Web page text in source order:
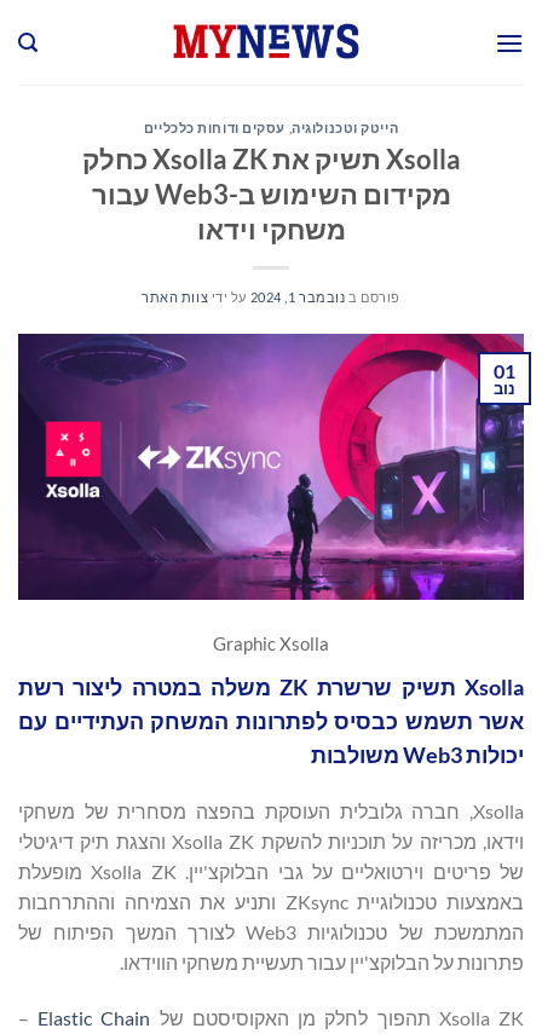
הייטק וטכנולוגיה, עסקים ודוחות כלכליים
Xsolla תשיק את Xsolla ZK כחלק
מקידום השימוש ב-Web3 עבור
משחקי וידאו
פורסם ב נובמבר 1, 2024 על ידי צוות האתר
01
נוב
Graphic Xsolla
Xsolla תשיק שרשרת ZK משלה במטרה ליצור רשת
אשר תשמש כבסיס לפתרונות המשחק העתידיים עם
יכולות Web3 משולבות
Xsolla, חברה גלובלית העוסקת בהפצה מסחרית של משחקי
וידאו, מכריזה על תוכניות להשקת Xsolla ZK והצגת תיק דיגיטלי
של פריטים וירטואליים על גבי הבלוקצ'יין. Xsolla ZK מופעלת
באמצעות טכנולוגיית ZKsync ותניע את הצמיחה וההתרחבות
המתמשכת של טכנולוגיות Web3 לצורך המשך הפיתוח של
פתרונות על הבלוקצ'יין עבור תעשיית משחקי הווידאו.
Xsolla ZK תהפוך לחלק מן האקוסיסטם של Elastic Chain
–